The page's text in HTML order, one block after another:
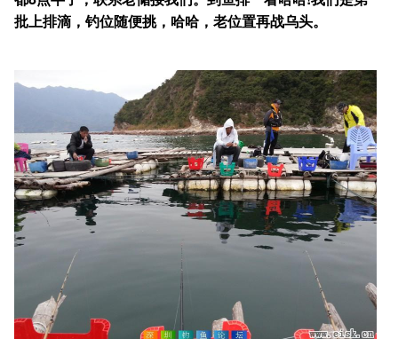
批上排滴，钓位随便挑，哈哈，老位置再战乌头。